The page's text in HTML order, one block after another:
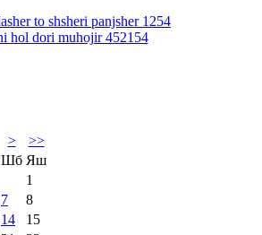
>
>>
Шб Яш
1
7
8
14
15